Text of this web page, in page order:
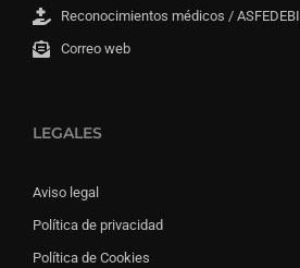
Reconocimientos médicos / ASFEDEBI
Correo web
LEGALES
Aviso legal
Política de privacidad
Política de Cookies